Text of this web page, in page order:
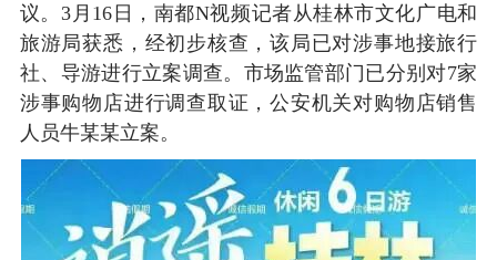
议。3月16日，南都N视频记者从桂林市文化广电和
旅游局获悉，经初步核查，该局已对涉事地接旅行
社、导游进行立案调查。市场监管部门已分别对7家
涉事购物店进行调查取证，公安机关对购物店销售
人员牛某某立案。